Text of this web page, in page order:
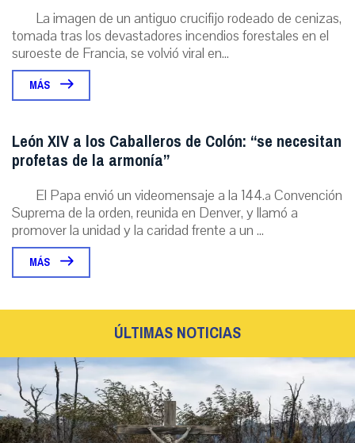
La imagen de un antiguo crucifijo rodeado de cenizas,
tomada tras los devastadores incendios forestales en el
suroeste de Francia, se volvió viral en...
MÁS
León XIV a los Caballeros de Colón: “se necesitan
profetas de la armonía”
El Papa envió un videomensaje a la 144.ª Convención
Suprema de la orden, reunida en Denver, y llamó a
promover la unidad y la caridad frente a un ...
MÁS
ÚLTIMAS NOTICIAS